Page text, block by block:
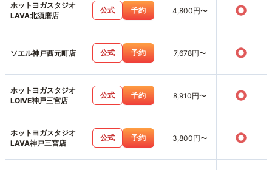
ホットヨガスタジオ
LAVA北須磨店
公式 予約 4,800円〜 ○
ソエル神戸西元町店 公式 予約 7,678円〜 ○
ホットヨガスタジオ
LOIVE神戸三宮店
公式 予約 8,910円〜 ○
ホットヨガスタジオ
LAVA神戸三宮店
公式 予約 3,800円〜 ○